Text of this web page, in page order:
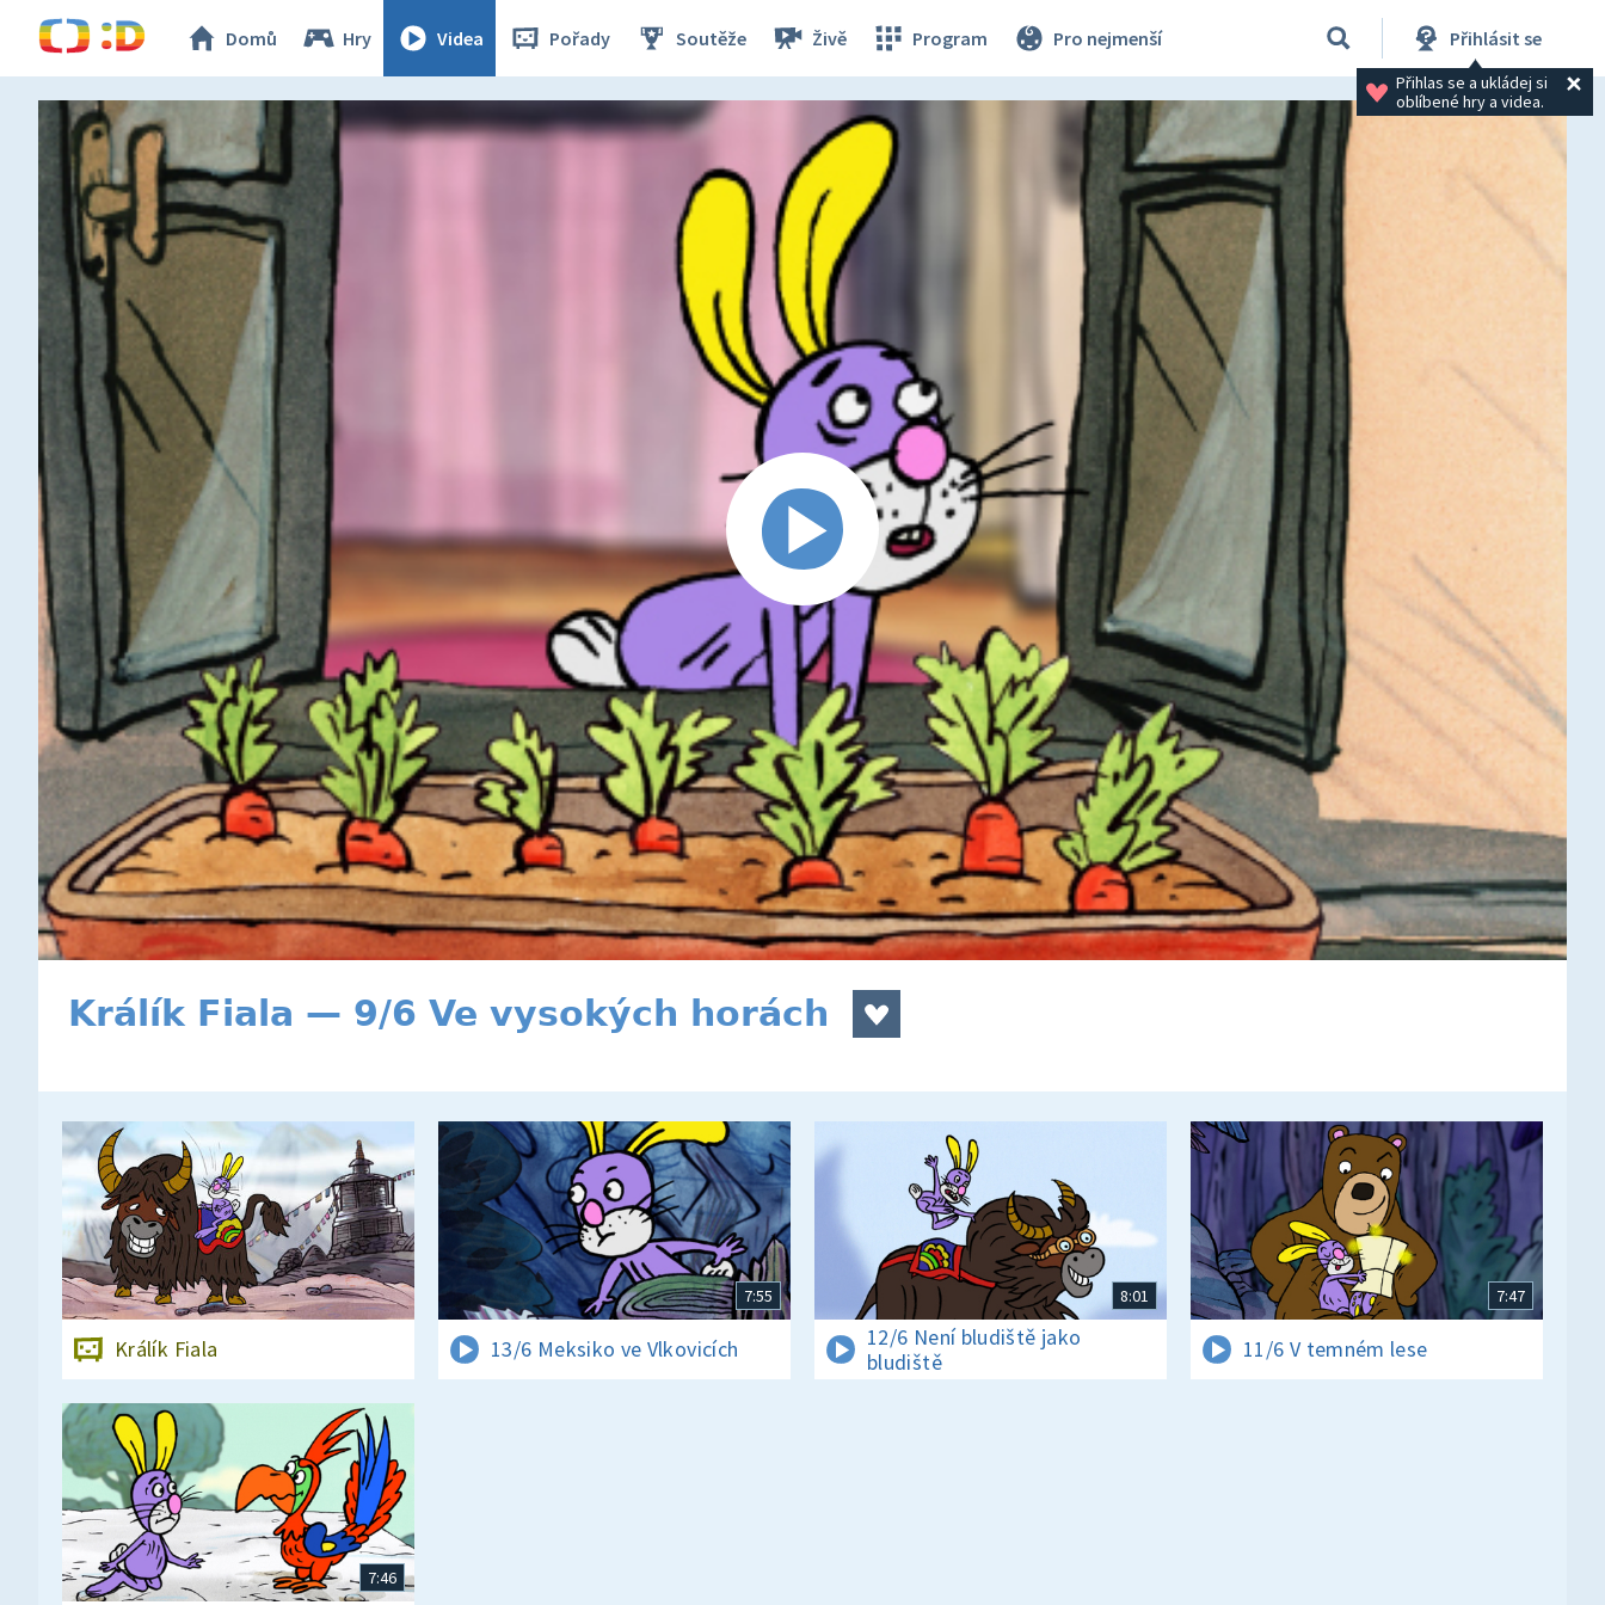
Domů Hry Videa Pořady Soutěže Živě Program Pro nejmenší Přihlásit se
Přihlas se a ukládej si
oblíbené hry a videa.
Králík Fiala — 9/6 Ve vysokých horách
Králík Fiala
7:55
13/6 Meksiko ve Vlkovicích
8:01
12/6 Není bludiště jako
bludiště
7:47
11/6 V temném lese
7:46